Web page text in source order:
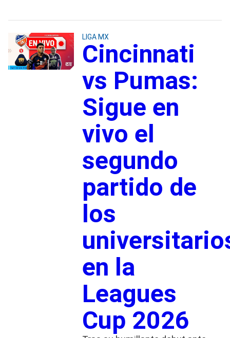
LIGA MX
Cincinnati
vs Pumas:
Sigue en
vivo el
segundo
partido de
los
en la
Leagues
Cup 2026